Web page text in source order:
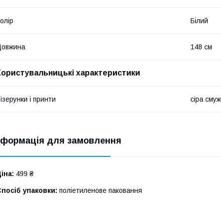
Білий
148 см
характеристики
і принти сіра
для замовлення
499 ₴
упаковки: поліетиленове паковання